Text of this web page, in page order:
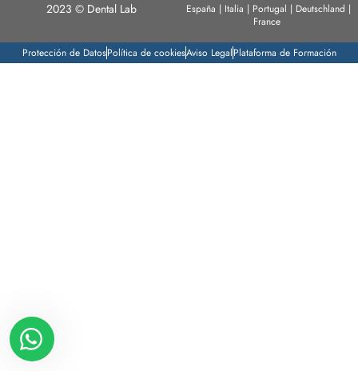
2023 © Dental Lab
España | Italia | Portugal | Deutschland |
France
Protección de DatosPolítica de cookiesAviso LegalPlataforma de Formación